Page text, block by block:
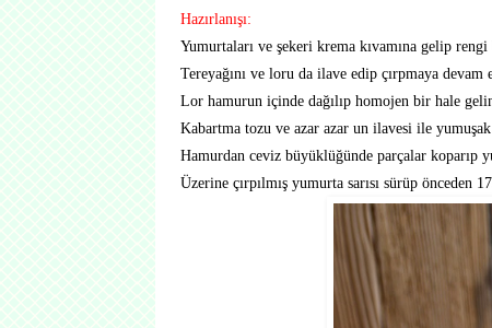
Hazırlanışı:
Yumurtaları ve şekeri krema kıvamına gelip rengi
Tereyağını ve loru da ilave edip çırpmaya devam
Lor hamurun içinde dağılıp homojen bir hale
Kabartma tozu ve azar azar un ilavesi ile
Hamurdan ceviz büyüklüğünde parçalar koparıp
Üzerine çırpılmış yumurta sarısı sürüp önceden